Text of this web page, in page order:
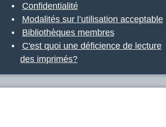
Confidentialité
Modalités sur l’utilisation acceptable
Bibliothèques membres
C'est quoi une déficience de lecture
des imprimés?